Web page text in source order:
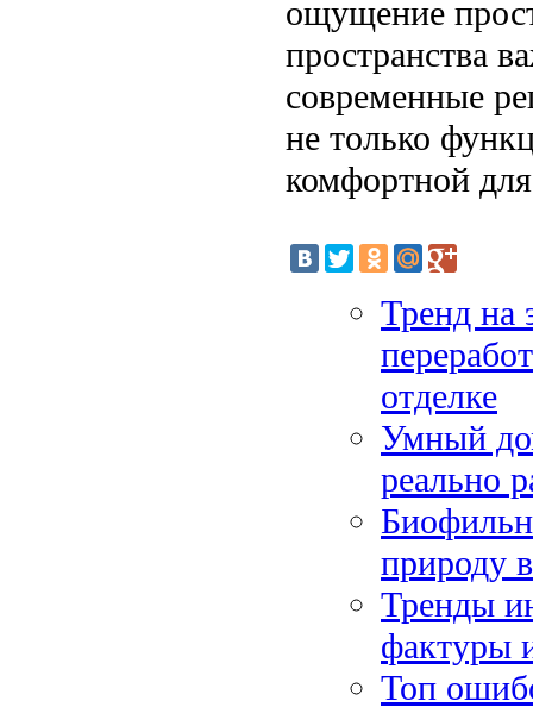
ощущение
пространства
современные
не только
комфортной
Тренд на
отделке
Умный
реально
природу
Тренды
фактуры
Топ